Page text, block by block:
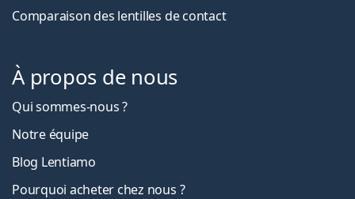
Comparaison des lentilles de contact
À propos de nous
Qui sommes-nous ?
Notre équipe
Blog Lentiamo
Pourquoi acheter chez nous ?